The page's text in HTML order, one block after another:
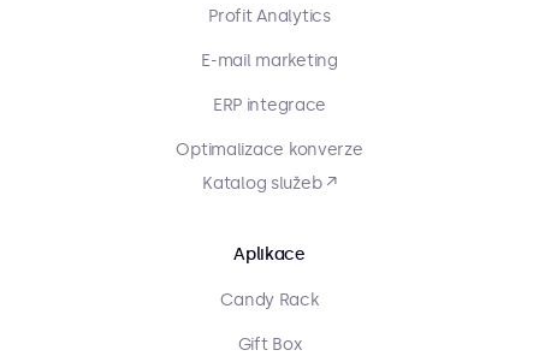
Profit Analytics
E-mail marketing
ERP integrace
Optimalizace konverze
Katalog služeb ↗
Aplikace
Candy Rack
Gift Box